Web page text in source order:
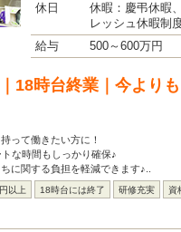
休日
休暇：慶弔休暇
レッシュ休暇制
給与
500～600万円
18時台終業｜今より
って働きたい方に！
な時間もしっかり確保♪
に関する負担を軽減できます♪..
以上 18時台には終了 研修充実 資